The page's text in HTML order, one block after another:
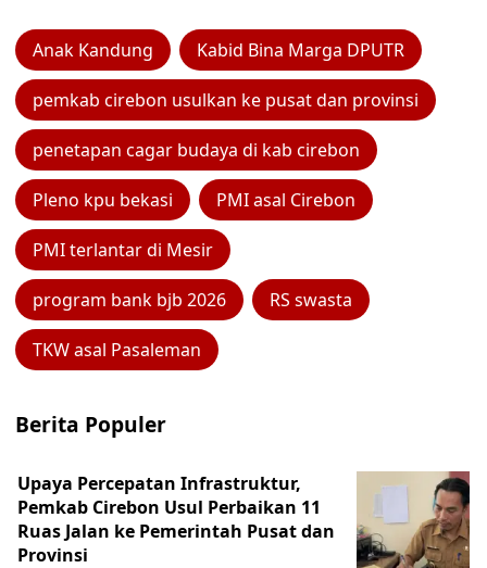
Anak Kandung Kabid Bina Marga DPUTR
pemkab cirebon usulkan ke pusat dan provinsi
penetapan cagar budaya di kab cirebon
Pleno kpu bekasi PMI asal Cirebon
PMI terlantar di Mesir
program bank bjb 2026 RS swasta
TKW asal Pasaleman
Berita Populer
Upaya Percepatan Infrastruktur,
Pemkab Cirebon Usul Perbaikan 11
Ruas Jalan ke Pemerintah Pusat dan
Provinsi